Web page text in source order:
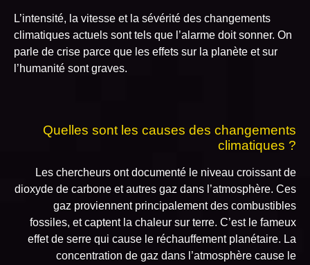
L’intensité, la vitesse et la sévérité des changements
climatiques actuels sont tels que l’alarme doit sonner. On
parle de crise parce que les effets sur la planète et sur
l’humanité sont graves.
Quelles sont les causes des changements
climatiques ?
Les chercheurs ont documenté le niveau croissant de
dioxyde de carbone et autres gaz dans l’atmosphère. Ces
gaz proviennent principalement des combustibles
fossiles, et captent la chaleur sur terre. C’est le fameux
effet de serre qui cause le réchauffement planétaire. La
concentration de gaz dans l’atmosphère cause le